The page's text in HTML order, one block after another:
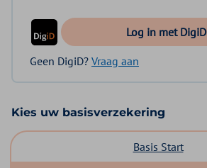
Log in met DigiD
Geen DigiD? Vraag aan
Kies uw basisverzekering
Basis Start